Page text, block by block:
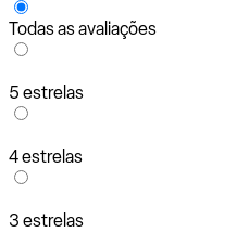
Todas as avaliações
5 estrelas
4 estrelas
3 estrelas